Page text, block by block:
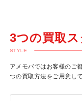
3つの買取
STYLE
アメモバではお客様のご
つの買取方法をご用意し